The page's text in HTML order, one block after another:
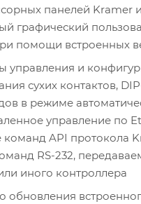
панелей Kramer
графический
помощи встроенных
управления и
сухих контактов,
в режиме
управление по
команд API
RS-232,
иного контроллера
обновления